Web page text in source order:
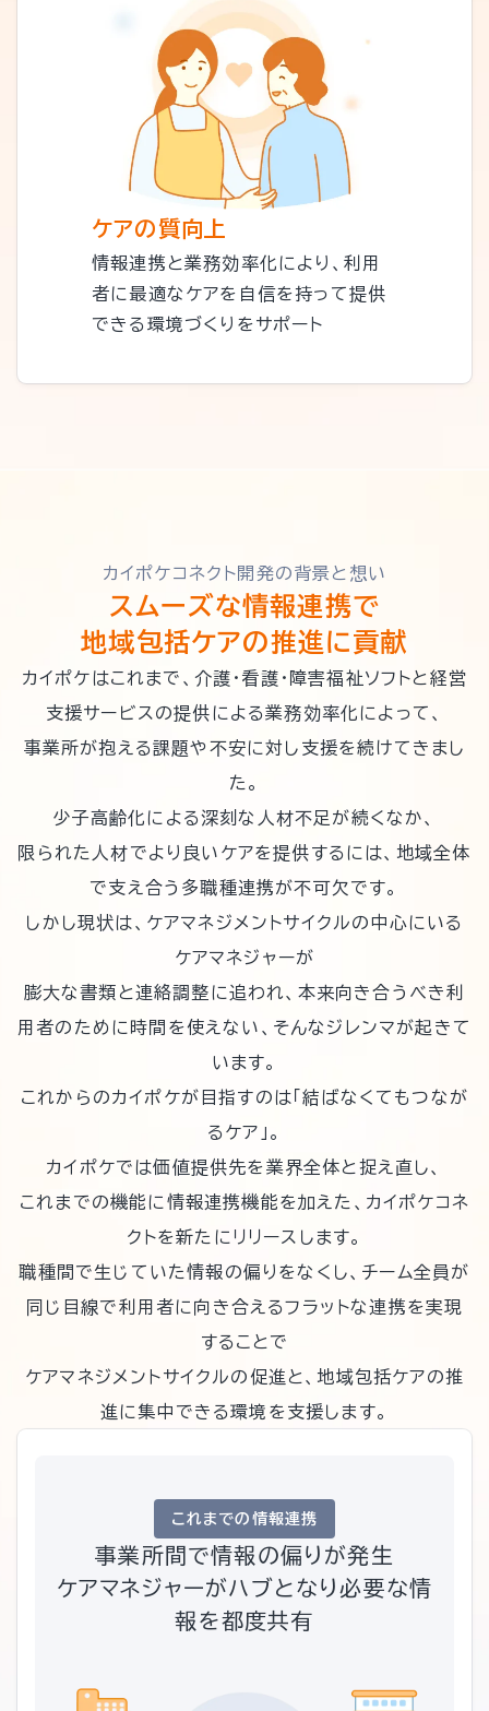
ケアの質向上
情報連携と業務効率化により、利用
者に最適なケアを自信を持って提供
できる環境づくりをサポート
カイポケコネクト開発の背景と想い
スムーズな情報連携で
地域包括ケアの推進に貢献
カイポケはこれまで、介護・看護・障害福祉ソフトと経営
支援サービスの提供による業務効率化によって、
事業所が抱える課題や不安に対し支援を続けてきまし
た。
少子高齢化による深刻な人材不足が続くなか、
限られた人材でより良いケアを提供するには、地域全体
で支え合う多職種連携が不可欠です。
しかし現状は、ケアマネジメントサイクルの中心にいる
ケアマネジャーが
膨大な書類と連絡調整に追われ、本来向き合うべき利
用者のために時間を使えない、そんなジレンマが起きて
います。
これからのカイポケが目指すのは「結ばなくてもつなが
るケア」。
カイポケでは価値提供先を業界全体と捉え直し、
これまでの機能に情報連携機能を加えた、カイポケコネ
クトを新たにリリースします。
職種間で生じていた情報の偏りをなくし、チーム全員が
同じ目線で利用者に向き合えるフラットな連携を実現
することで
ケアマネジメントサイクルの促進と、地域包括ケアの推
進に集中できる環境を支援します。
これまでの情報連携
事業所間で情報の偏りが発生
ケアマネジャーがハブとなり必要な情
報を都度共有